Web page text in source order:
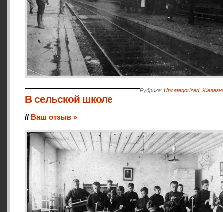
Рубрика: Uncategorized,
В сельской школе
// Ваш отзыв »